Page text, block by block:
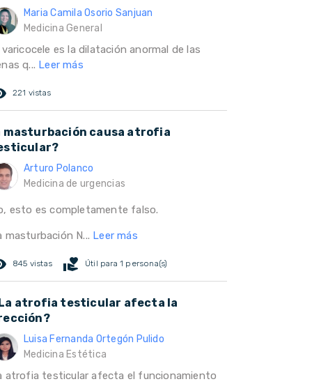
Maria Camila Osorio Sanjuan
Medicina General
varicocele es la dilatación anormal de las
q... Leer más
221 vistas
masturbación causa atrofia
Arturo Polanco
Medicina de urgencias
esto es completamente falso.
masturbación N... Leer más
845 vistas volunteer_activism Útil para 1 persona(s)
atrofia testicular afecta la
Luisa Fernanda Ortegón Pulido
Medicina Estética
atrofia testicular afecta el funcionamiento